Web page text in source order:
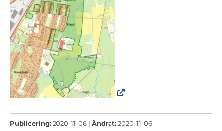
Publicering:2020-11-06 | Ändrat:2020-11-06